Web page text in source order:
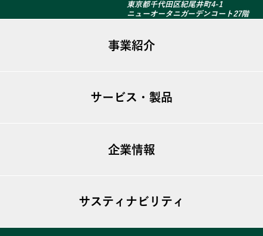
東京都千代田区紀尾井町4-1
ニューオータニガーデンコート27階
事業紹介
不動産事業
海外事業
サービス・製品
T-GARDEN
T-MIST
企業情報
トップメッセージ
会社概要
サスティナビリティ